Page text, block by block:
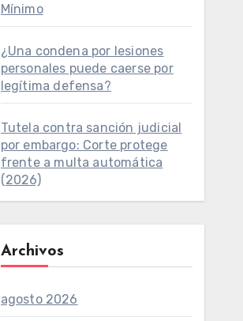
Mínimo
¿Una condena por lesiones
personales puede caerse por
legítima defensa?
Tutela contra sanción judicial
por embargo: Corte protege
frente a multa automática
(2026)
Archivos
agosto 2026